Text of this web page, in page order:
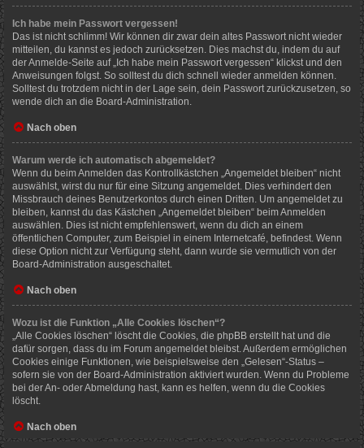
Ich habe mein Passwort vergessen!
Das ist nicht schlimm! Wir können dir zwar dein altes Passwort nicht wieder
mitteilen, du kannst es jedoch zurücksetzen. Dies machst du, indem du auf
der Anmelde-Seite auf „Ich habe mein Passwort vergessen“ klickst und den
Anweisungen folgst. So solltest du dich schnell wieder anmelden können.
Solltest du trotzdem nicht in der Lage sein, dein Passwort zurückzusetzen, so
wende dich an die Board-Administration.
Nach oben
Warum werde ich automatisch abgemeldet?
Wenn du beim Anmelden das Kontrollkästchen „Angemeldet bleiben“ nicht
auswählst, wirst du nur für eine Sitzung angemeldet. Dies verhindert den
Missbrauch deines Benutzerkontos durch einen Dritten. Um angemeldet zu
bleiben, kannst du das Kästchen „Angemeldet bleiben“ beim Anmelden
auswählen. Dies ist nicht empfehlenswert, wenn du dich an einem
öffentlichen Computer, zum Beispiel in einem Internetcafé, befindest. Wenn
diese Option nicht zur Verfügung steht, dann wurde sie vermutlich von der
Board-Administration ausgeschaltet.
Nach oben
Wozu ist die Funktion „Alle Cookies löschen“?
„Alle Cookies löschen“ löscht die Cookies, die phpBB erstellt hat und die
dafür sorgen, dass du im Forum angemeldet bleibst. Außerdem ermöglichen
Cookies einige Funktionen, wie beispielsweise den „Gelesen“-Status –
sofern sie von der Board-Administration aktiviert wurden. Wenn du Probleme
bei der An- oder Abmeldung hast, kann es helfen, wenn du die Cookies
löscht.
Nach oben